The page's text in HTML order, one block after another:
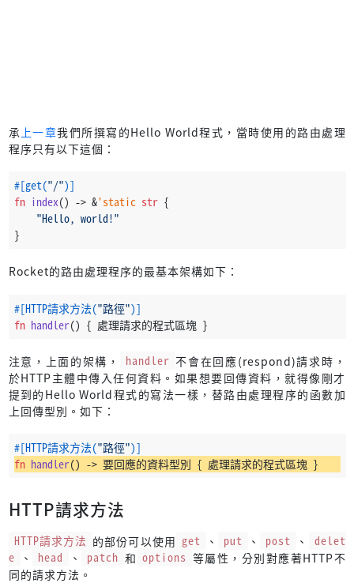
承 上一章我們所撰寫的Hello World程式，當時使用的路由處理
程序只有以下這個：
#[get("/")]
fn index() -> &'static str {
"Hello, world!"
}
Rocket的路由處理程序的最基本架構如下：
#[HTTP請求方法("路徑")]
fn handler() { 處理請求的程式區塊 }
注意，上面的架構， handler 不會在回應(respond)請求時，
於HTTP主體中傳入任何資料。如果想要回傳資料，就得像剛才
提到的Hello World程式的寫法一樣，替路由處理程序的函數加
上回傳型別。如下：
#[HTTP請求方法("路徑")]
fn handler() -> 要回應的資料型別 { 處理請求的程式區塊 }
HTTP請求方法
HTTP請求方法 的部份可以使用 get 、 put 、 post 、
delet
e
、 head 、 patch 和 options 等屬性，分別對應著HTTP不
同的請求方法。